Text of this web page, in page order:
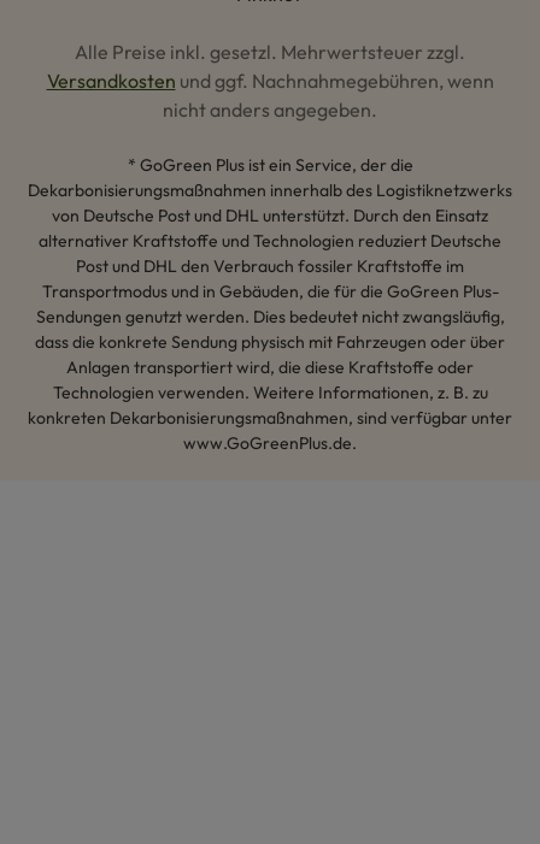
Alle Preise inkl. gesetzl. Mehrwertsteuer zzgl.
Versandkosten und ggf. Nachnahmegebühren, wenn
nicht anders angegeben.
* GoGreen Plus ist ein Service, der die
Dekarbonisierungsmaßnahmen innerhalb des Logistiknetzwerks
von Deutsche Post und DHL unterstützt. Durch den Einsatz
alternativer Kraftstoffe und Technologien reduziert Deutsche
Post und DHL den Verbrauch fossiler Kraftstoffe im
Transportmodus und in Gebäuden, die für die GoGreen Plus-
Sendungen genutzt werden. Dies bedeutet nicht zwangsläufig,
dass die konkrete Sendung physisch mit Fahrzeugen oder über
Anlagen transportiert wird, die diese Kraftstoffe oder
Technologien verwenden. Weitere Informationen, z. B. zu
konkreten Dekarbonisierungsmaßnahmen, sind verfügbar unter
www.GoGreenPlus.de.